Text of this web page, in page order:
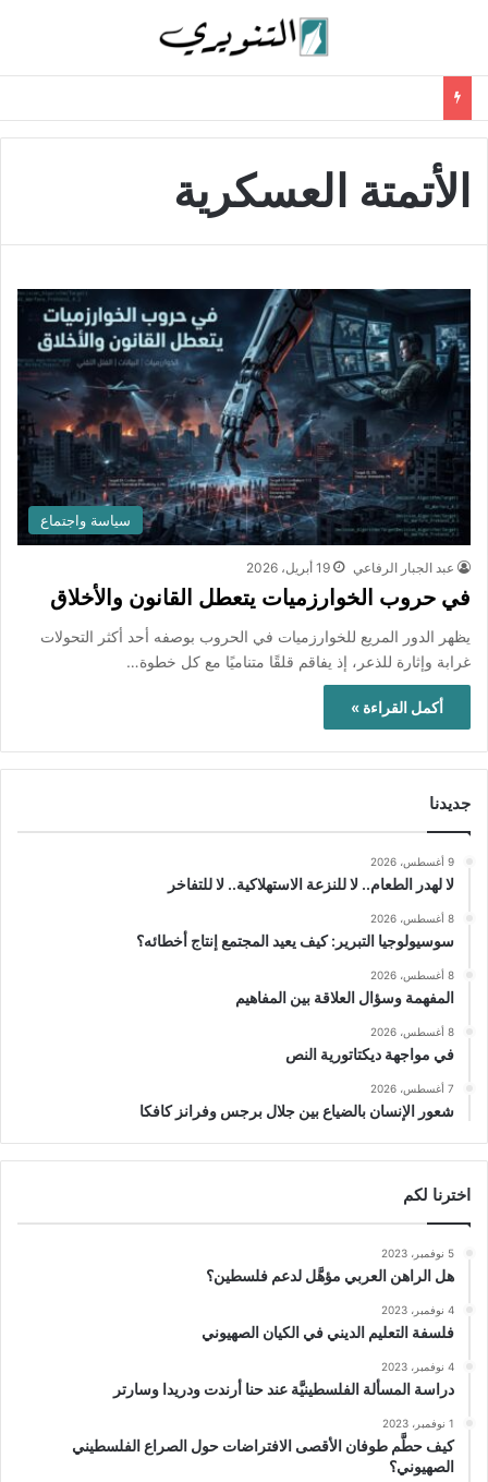
الأتمتة العسكرية
سياسة واجتماع
عبد الجبار الرفاعي 19 أبريل، 2026
في حروب الخوارزميات يتعطل القانون والأخلاق
يظهر الدور المريع للخوارزميات في الحروب بوصفه أحد أكثر التحولات
غرابة وإثارة للذعر، إذ يفاقم قلقًا متناميًا مع كل خطوة…
أكمل القراءة »
جديدنا
9 أغسطس، 2026
لا لهدر الطعام.. لا للنزعة الاستهلاكية.. لا للتفاخر
8 أغسطس، 2026
سوسيولوجيا التبرير: كيف يعيد المجتمع إنتاج أخطائه؟
8 أغسطس، 2026
المفهمة وسؤال العلاقة بين المفاهيم
8 أغسطس، 2026
في مواجهة ديكتاتورية النص
7 أغسطس، 2026
شعور الإنسان بالضياع بين جلال برجس وفرانز كافكا
اخترنا لكم
5 نوفمبر، 2023
هل الراهن العربي مؤهَّل لدعم فلسطين؟
4 نوفمبر، 2023
فلسفة التعليم الديني في الكيان الصهيوني
4 نوفمبر، 2023
دراسة المسألة الفلسطينيَّة عند حنا أرندت ودريدا وسارتر
1 نوفمبر، 2023
كيف حطَّم طوفان الأقصى الافتراضات حول الصراع الفلسطيني
الصهيوني؟